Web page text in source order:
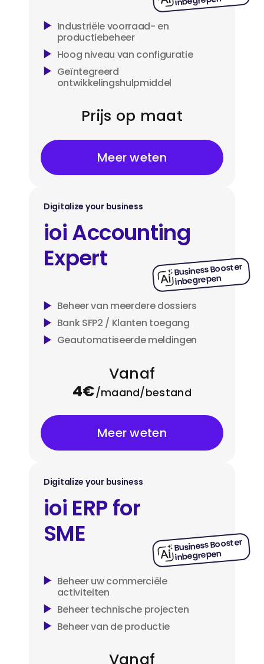
Industriële voorraad- en
productiebeheer
Hoog niveau van configuratie
Geïntegreerd
ontwikkelingshulpmiddel
Prijs op maat
Meer weten
Digitalize your business
ioi Accounting
Expert
Business Booster
inbegrepen
Beheer van meerdere dossiers
Bank SFP2 / Klanten toegang
Geautomatiseerde meldingen
Vanaf
4€/maand/bestand
Meer weten
Digitalize your business
ioi ERP for
SME
Business Booster
inbegrepen
Beheer uw commerciële
activiteiten
Beheer technische projecten
Beheer van de productie
Vanaf